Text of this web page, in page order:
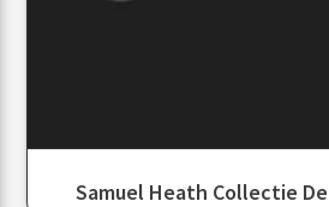
Samuel Heath Collectie